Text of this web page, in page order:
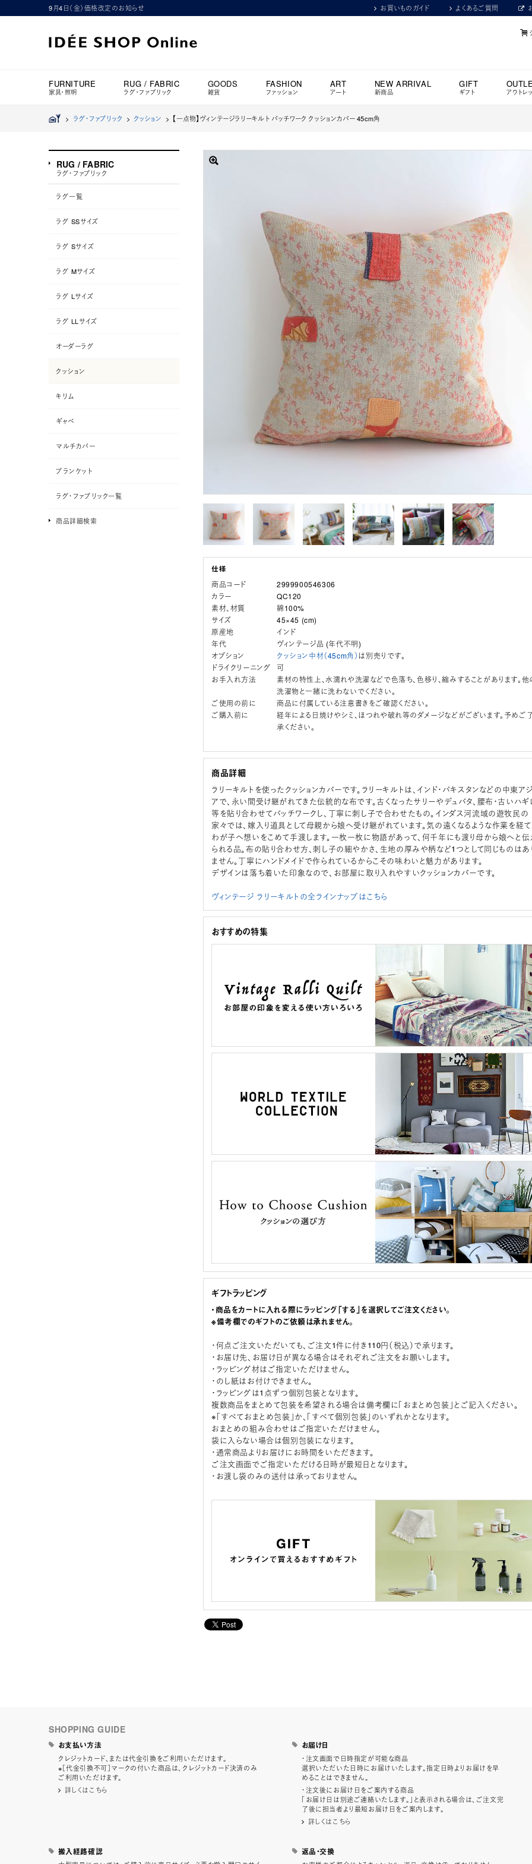
9月4日（金）価格改定のお知らせ お買いものガイド よくあるご質問
FURNITURE
家具・照明
RUG / FABRIC
ラグ・ファブリック
GOODS
雑貨
FASHION
ファッション
ART
アート
NEW ARRIVAL
新商品
GIFT
ギフト アウトレ
> ラグ・ファブリック > クッション > 【一点物】ヴィンテージラリーキルト パッチワーク クッションカバー 45cm角
商品コード
2999900546306
カラー
QC120
素材、材質
綿100%
サイズ
45×45 (cm)
原産地
インド
年代
ヴィンテージ品 (年代不明)
オプション
クッション中材（45cm角）は別売りです。
ドライクリーニング
可
お手入れ方法
素材の特性上、水濡れや洗濯などで色落ち、色移り、縮みすることがあります。他
洗濯物と一緒に洗わないでください。
ご使用の前に
商品に付属している注意書きをご確認ください。
ご購入前に
経年による日焼けやシミ、ほつれや破れ等のダメージなどがございます。予めご
承ください。
商品詳細
ラリーキルトを使ったクッションカバーです。ラリーキルトは、インド・パキスタンなどの中東アジ
アで、永い間受け継がれてきた伝統的な布です。古くなったサリーやデュパタ、腰布・古いハギ
等を貼り合わせてパッチワークし、丁寧に刺し子で合わせたもの。インダス河流域の遊牧民の
家々では、嫁入り道具として母親から娘へ受け継がれています。気の遠くなるような作業を経て
わが子へ想いをこめて手渡します。一枚一枚に物語があって、何千年にも渡り母から娘へと伝
られる品。布の貼り合わせ方、刺し子の細やかさ、生地の厚みや柄など1つとして同じものはあ
ません。丁寧にハンドメイドで作られているからこその味わいと魅力があります。
デザインは落ち着いた印象なので、お部屋に取り入れやすいクッションカバーです。
ヴィンテージ ラリーキルトの全ラインナップはこちら
おすすめの特集
ギフトラッピング
・商品をカートに入れる際にラッピング「する」を選択してご注文ください。
※備考欄でのギフトのご依頼は承れません。
・何点ご注文いただいても、ご注文1件に付き110円（税込）で承ります。
・お届け先、お届け日が異なる場合はそれぞれご注文をお願いします。
・ラッピング材はご指定いただけません。
・のし紙はお付けできません。
・ラッピングは1点ずつ個別包装となります。
複数商品をまとめて包装を希望される場合は備考欄に「おまとめ包装」とご記入ください。
※「すべておまとめ包装」か、「すべて個別包装」のいずれかとなります。
おまとめの組み合わせはご指定いただけません。
袋に入らない場合は個別包装になります。
・通常商品よりお届けにお時間をいただきます。
ご注文画面でご指定いただける日時が最短日となります。
・お渡し袋のみの送付は承っておりません。
RUG / FABRIC
ラグ・ファブリック
ラグ一覧
ラグ SSサイズ
ラグ Sサイズ
ラグ Mサイズ
ラグ Lサイズ
ラグ LLサイズ
オーダーラグ
クッション
キリム
ギャベ
マルチカバー
ブランケット
ラグ・ファブリック一覧
商品詳細検索
SHOPPING GUIDE
お支払い方法
クレジットカード、または代金引換をご利用いただけます。
※［代金引換不可］マークの付いた商品は、クレジットカード決済のみ
ご利用いただけます。
詳しくはこちら
お届け日
・注文画面で日時指定が可能な商品
選択いただいた日時にお届けいたします。指定日時よりお届けを早
めることはできません。
・注文後にお届け日をご案内する商品
「お届け日は別途ご連絡いたします。」と表示される場合は、ご注文完
了後に担当者より最短お届け日をご案内します。
詳しくはこちら
搬入経路確認 返品・交換